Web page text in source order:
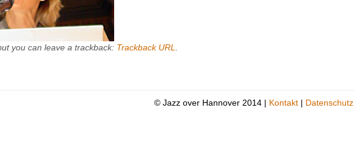
you can leave a trackback: Trackback URL.
© Jazz over Hannover 2014 | Kontakt | Datenschutz